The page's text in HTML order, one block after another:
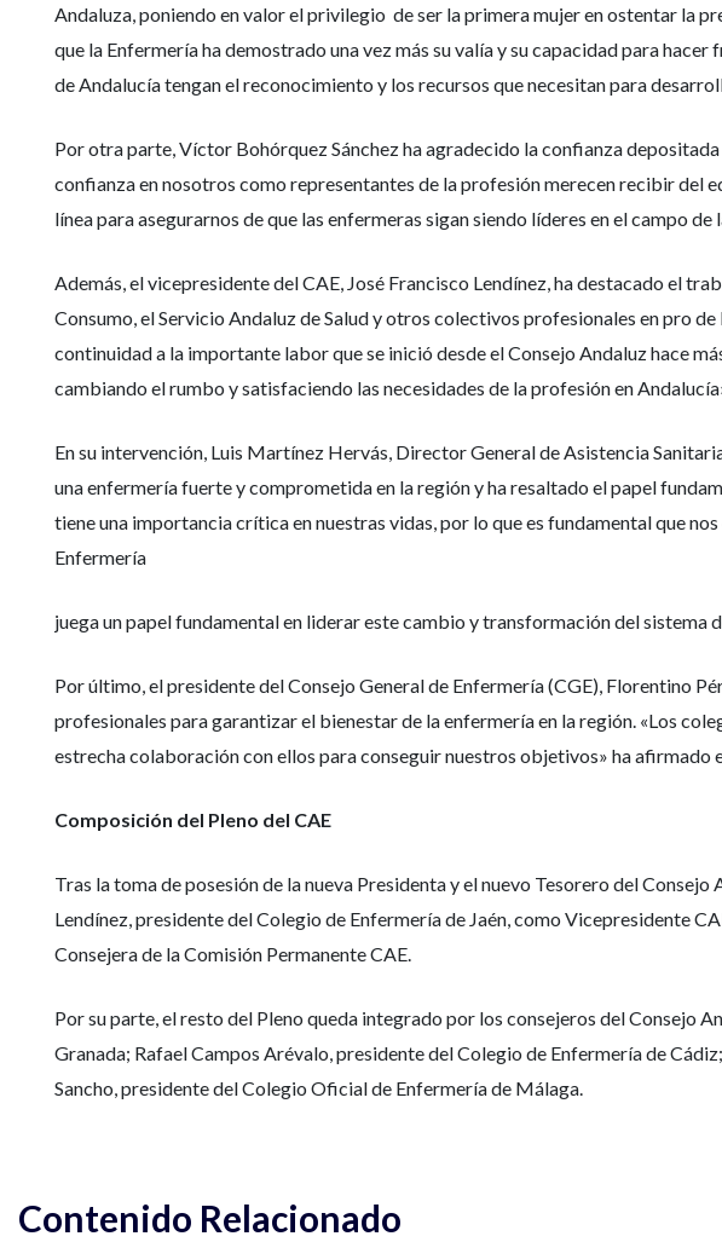
Andaluza, poniendo en valor el privilegio de ser la primera mujer en ostentar la
que la Enfermería ha demostrado una vez más su valía y su capacidad para
de Andalucía tengan el reconocimiento y los recursos que necesitan para
Por otra parte, Víctor Bohórquez Sánchez ha agradecido la confianza
confianza en nosotros como representantes de la profesión merecen recibir del
línea para asegurarnos de que las enfermeras sigan siendo líderes en el campo
Además, el vicepresidente del CAE, José Francisco Lendínez, ha destacado el
Consumo, el Servicio Andaluz de Salud y otros colectivos profesionales en pro
continuidad a la importante labor que se inició desde el Consejo Andaluz hace
cambiando el rumbo y satisfaciendo las necesidades de la profesión en
En su intervención, Luis Martínez Hervás, Director General de Asistencia
una enfermería fuerte y comprometida en la región y ha resaltado el papel
tiene una importancia crítica en nuestras vidas, por lo que es fundamental que
Enfermería
juega un papel fundamental en liderar este cambio y transformación del sistema
Por último, el presidente del Consejo General de Enfermería (CGE), Florentino
profesionales para garantizar el bienestar de la enfermería en la región. «Los
estrecha colaboración con ellos para conseguir nuestros objetivos» ha afirmado
Composición del Pleno del CAE
Tras la toma de posesión de la nueva Presidenta y el nuevo Tesorero del
Lendínez, presidente del Colegio de Enfermería de Jaén, como Vicepresidente
Consejera de la Comisión Permanente CAE.
Por su parte, el resto del Pleno queda integrado por los consejeros del Consejo
Granada; Rafael Campos Arévalo, presidente del Colegio de Enfermería de
Sancho, presidente del Colegio Oficial de Enfermería de Málaga.
Contenido Relacionado